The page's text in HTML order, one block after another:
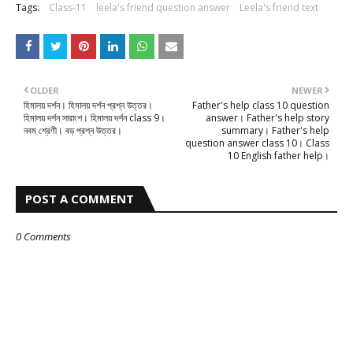
Tags: Class-11 leela's friend question answer Leela's friend text
NEWER
Father's help class 10 question
answer। Father's help story
summary। Father's help
question answer class 10। Class
10 English father help।
OLDER
হিমালয় দর্শন। হিমালয় দর্শন প্রশ্ন উত্তর।
হিমালয় দর্শন সারাংশ। হিমালয় দর্শন class 9।
নবম শ্রেণী। বড় প্রশ্ন উত্তর।
POST A COMMENT
0 Comments